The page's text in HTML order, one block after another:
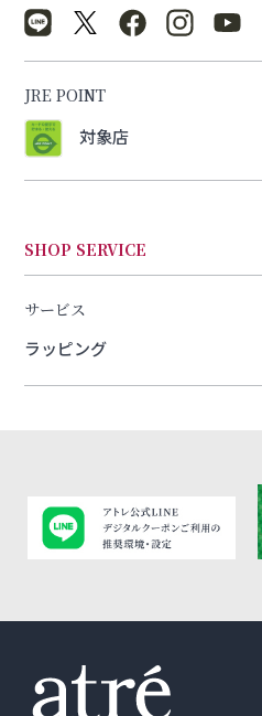
JRE POINT
対象店
SHOP SERVICE
サービス
ラッピング